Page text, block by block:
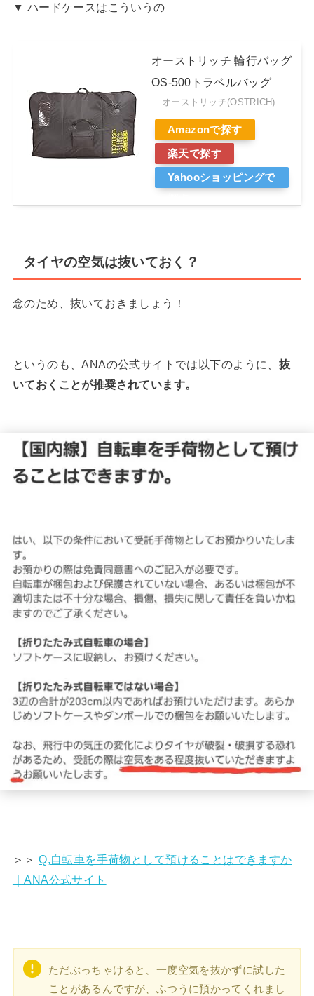
▼ ハードケースはこういうの
オーストリッチ 輪行バッグ
OS-500トラベルバッグ
オーストリッチ(OSTRICH)
Amazonで探す
楽天で探す
Yahooショッピングで
タイヤの空気は抜いておく？
念のため、抜いておきましょう！
というのも、ANAの公式サイトでは以下のように、 抜
いておくことが推奨されています。
＞＞Q,自転車を手荷物として預けることはできますか
｜ANA公式サイト
ただぶっちゃけると、一度空気を抜かずに試した
ことがあるんですが、ふつうに預かってくれまし